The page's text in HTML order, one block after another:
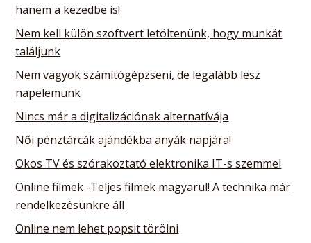
hanem a kezedbe is!
Nem kell külön szoftvert letöltenünk, hogy munkát
találjunk
Nem vagyok számítógépzseni, de legalább lesz
napelemünk
Nincs már a digitalizációnak alternatívája
Női pénztárcák ajándékba anyák napjára!
Okos TV és szórakoztató elektronika IT-s szemmel
Online filmek -Teljes filmek magyarul! A technika már
rendelkezésünkre áll
Online nem lehet popsit törölni